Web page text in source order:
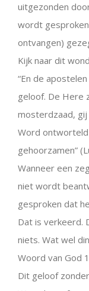
uitgezonden
wordt
ontvangen)
Kijk naar dit
“En de
geloof. De Here
mosterdzaad,
Word ontworteld
gehoorzamen”
Wanneer een
niet wordt
gesproken dat
Dat is verkeerd.
niets. Wat wel
Woord van God
Dit geloof